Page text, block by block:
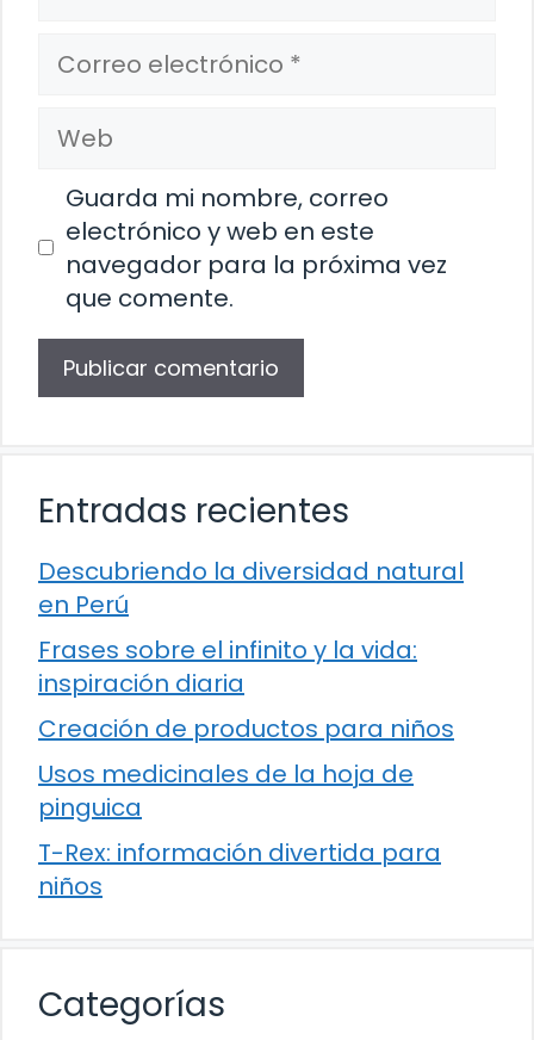
Correo
electrónico
Web
Guarda mi nombre, correo
electrónico y web en este
navegador para la próxima vez
que comente.
Entradas recientes
Descubriendo la diversidad natural
en Perú
Frases sobre el infinito y la vida:
inspiración diaria
Creación de productos para niños
Usos medicinales de la hoja de
pinguica
T-Rex: información divertida para
niños
Categorías